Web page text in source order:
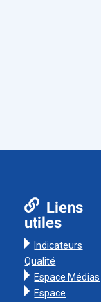
Liens
utiles
Indicateurs
Qualité
Espace Médias
Espace